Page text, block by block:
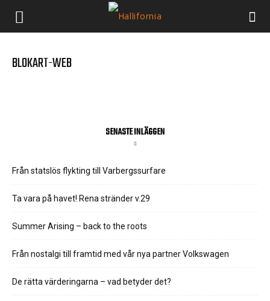
BLOKART-WEB
SENASTE INLÄGGEN
Från statslös flykting till Varbergssurfare
Ta vara på havet! Rena stränder v.29
Summer Arising – back to the roots
Från nostalgi till framtid med vår nya partner Volkswagen
De rätta värderingarna – vad betyder det?